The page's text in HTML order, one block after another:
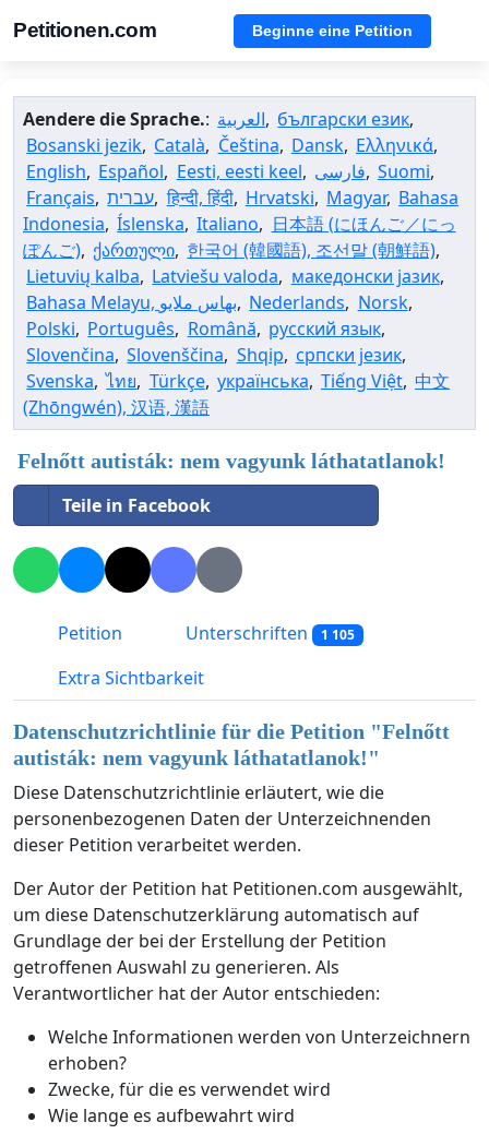
Petitionen.com Beginne eine Petition
Aendere die Sprache.: العربية, български език,
Bosanski jezik, Català, Čeština, Dansk, Ελληνικά,
English, Español, Eesti, eesti keel, فارسی, Suomi,
Français, עברית, हिन्दी, हिंदी, Hrvatski, Magyar, Bahasa
Indonesia, Íslenska, Italiano, 日本語 (にほんご／にっ
ぽんご), ქართული, 한국어 (韓國語), 조선말 (朝鮮語),
Lietuvių kalba, Latviešu valoda, македонски јазик,
, Nederlands, Norsk,
Polski, Português, Română, русский язык,
Slovenčina, Slovenščina, Shqip, српски језик,
Svenska, ไทย, Türkçe, українська, Tiếng Việt, 中文
(Zhōngwén), 汉语, 漢語
Felnőtt autisták: nem vagyunk láthatatlanok!
Teile in Facebook
Petition Unterschriften 1 105
Extra Sichtbarkeit
Datenschutzrichtlinie für die Petition "Felnőtt
autisták: nem vagyunk láthatatlanok!"
Diese Datenschutzrichtlinie erläutert, wie die
personenbezogenen Daten der Unterzeichnenden
dieser Petition verarbeitet werden.
Der Autor der Petition hat Petitionen.com ausgewählt,
um diese Datenschutzerklärung automatisch auf
Grundlage der bei der Erstellung der Petition
getroffenen Auswahl zu generieren. Als
Verantwortlicher hat der Autor entschieden:
Welche Informationen werden von Unterzeichnern
erhoben?
Zwecke, für die es verwendet wird
Wie lange es aufbewahrt wird